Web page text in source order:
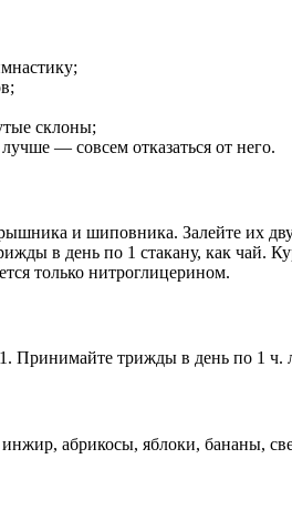
склоны;
— совсем отказаться от него.
и шиповника. Залейте их
в день по 1 стакану, как чай.
только нитроглицерином.
Принимайте трижды в день по 1
абрикосы, яблоки, бананы,